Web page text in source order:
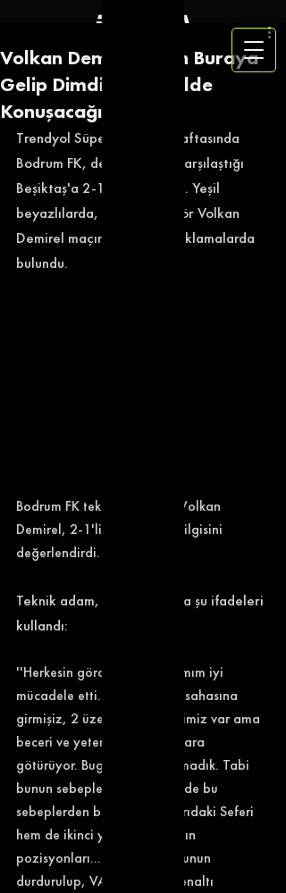
Volkan Demirel: ''Ben Buraya
Gelip Dimdik Bir Şekilde
Konuşacağım!''
Trendyol Süper Lig'in 19. haftasında
Bodrum FK, deplasmanda karşılaştığı
Beşiktaş'a 2-1 mağlup oldu. Yeşil
beyazlılarda, teknik direktör Volkan
Demirel maçın ardından açıklamalarda
bulundu.
Bodrum FK teknik direktörü Volkan
Demirel, 2-1'lik Beşiktaş yenilgisini
değerlendirdi.
Teknik adam, açıklamasında şu ifadeleri
kullandı:
''Herkesin gördüğü gibi takımım iyi
mücadele etti. 42 kere ceza sahasına
girmişiz, 2 üzeri gol beklentimiz var ama
beceri ve yetenek sizi sonuçlara
götürüyor. Bugün sonuç alamadık. Tabi
bunun sebepleri var. Hakem de bu
sebeplerden biri. Hem ilk yarıdaki Seferi
hem de ikinci yarıda Taylan'ın
pozisyonları... Ben, akan oyunun
durdurulup, VAR'a gidilip penaltı